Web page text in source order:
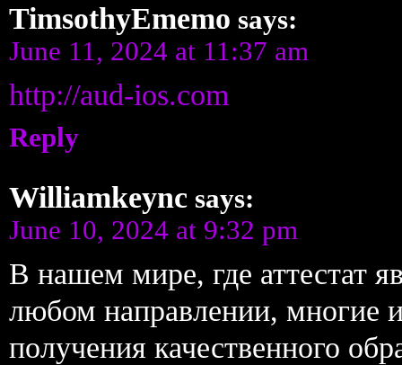
TimsothyEmemo says:
June 11, 2024 at 11:37 am
http://aud-ios.com
Reply
Williamkeync says:
June 10, 2024 at 9:32 pm
В нашем мире, где аттестат
любом направлении, многие
получения качественного